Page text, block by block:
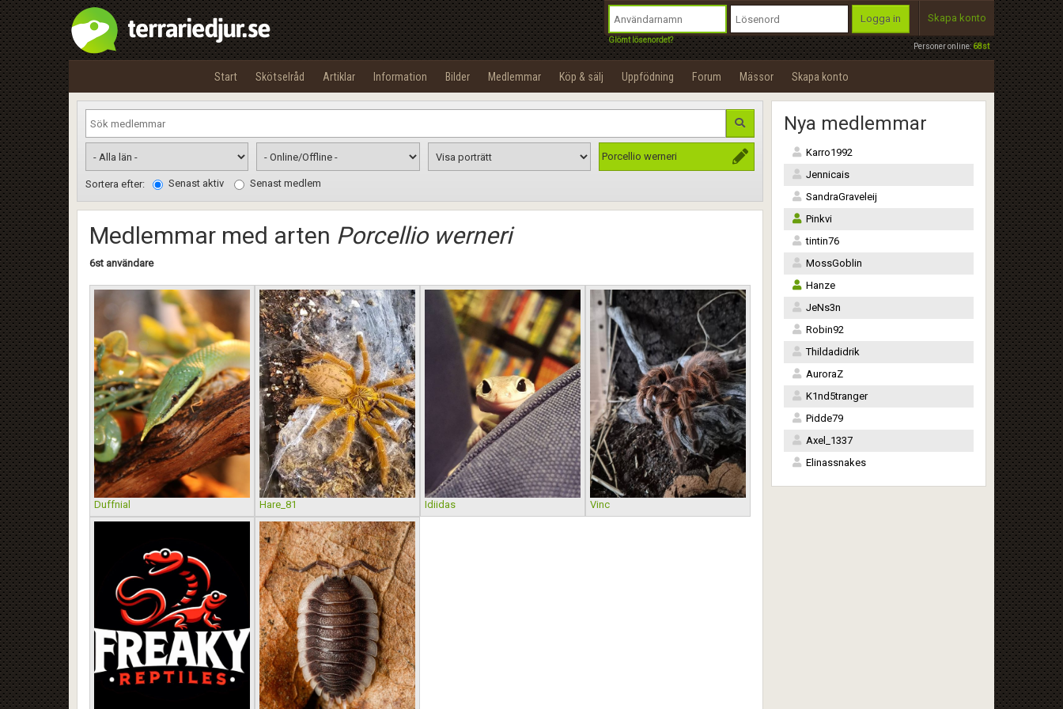
Personer online:68st
Logga in
Glömt lösenordet?
Skapa konto
Start Skötselråd Artiklar Information Bilder Medlemmar Köp & sälj Uppfödning Forum Mässor Skapa konto
Porcellio werneri
Sortera efter: Senast aktiv Senast medlem
Medlemmar med arten Porcellio werneri
6st användare
Duffnial Hare_81 Idiidas Vinc
Nya medlemmar
Karro1992
Jennicais
SandraGraveleij
Pinkvi
tintin76
MossGoblin
Hanze
JeNs3n
Robin92
Thildadidrik
AuroraZ
K1nd5tranger
Pidde79
Axel_1337
Elinassnakes
Utför
100%
OK
integritetspolicy
Namn:
Epost:
Användarnamn:
Lösenord:
Terms of Service
Skapa konto
Begär nytt lösenord
Tillbaka till förstasidan